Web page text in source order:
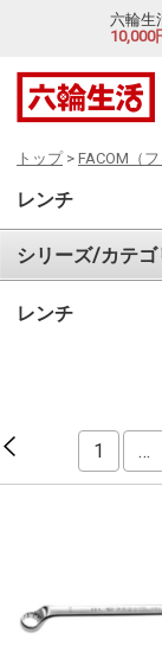
六輪生
10,000
トップ> FACOM（フ
レンチ
シリーズ/カテゴ
レンチ
1 …